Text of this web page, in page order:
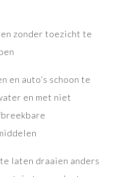
zonder toezicht te
en auto’s schoon te
en met niet
laten draaien anders